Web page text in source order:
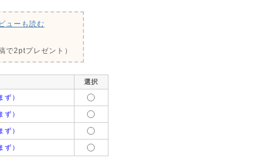
ューも読む
で2ptプレゼント）
選択
）
）
）
）